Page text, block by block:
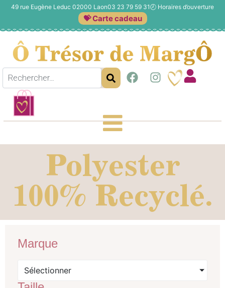
49 rue Eugène Leduc 02000 Laon03 23 79 59 31🕗 Horaires d’ouverture
💝 Carte cadeau
Polyester
100% Recyclé.
Marque
Sélectionner